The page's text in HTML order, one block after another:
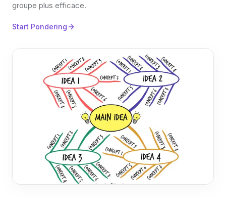
groupe plus efficace.
Start Pondering